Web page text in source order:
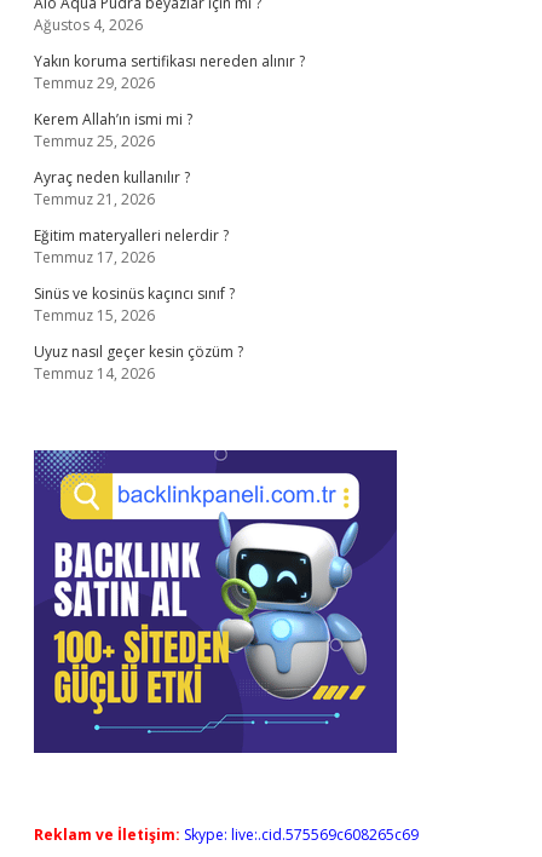
Ağustos 4, 2026
Yakın koruma sertifikası nereden alınır ?
Temmuz 29, 2026
Kerem Allah’ın ismi mi ?
Temmuz 25, 2026
Ayraç neden kullanılır ?
Temmuz 21, 2026
Eğitim materyalleri nelerdir ?
Temmuz 17, 2026
Sinüs ve kosinüs kaçıncı sınıf ?
Temmuz 15, 2026
Uyuz nasıl geçer kesin çözüm ?
Temmuz 14, 2026
Reklam ve İletişim: Skype: live:.cid.575569c608265c69